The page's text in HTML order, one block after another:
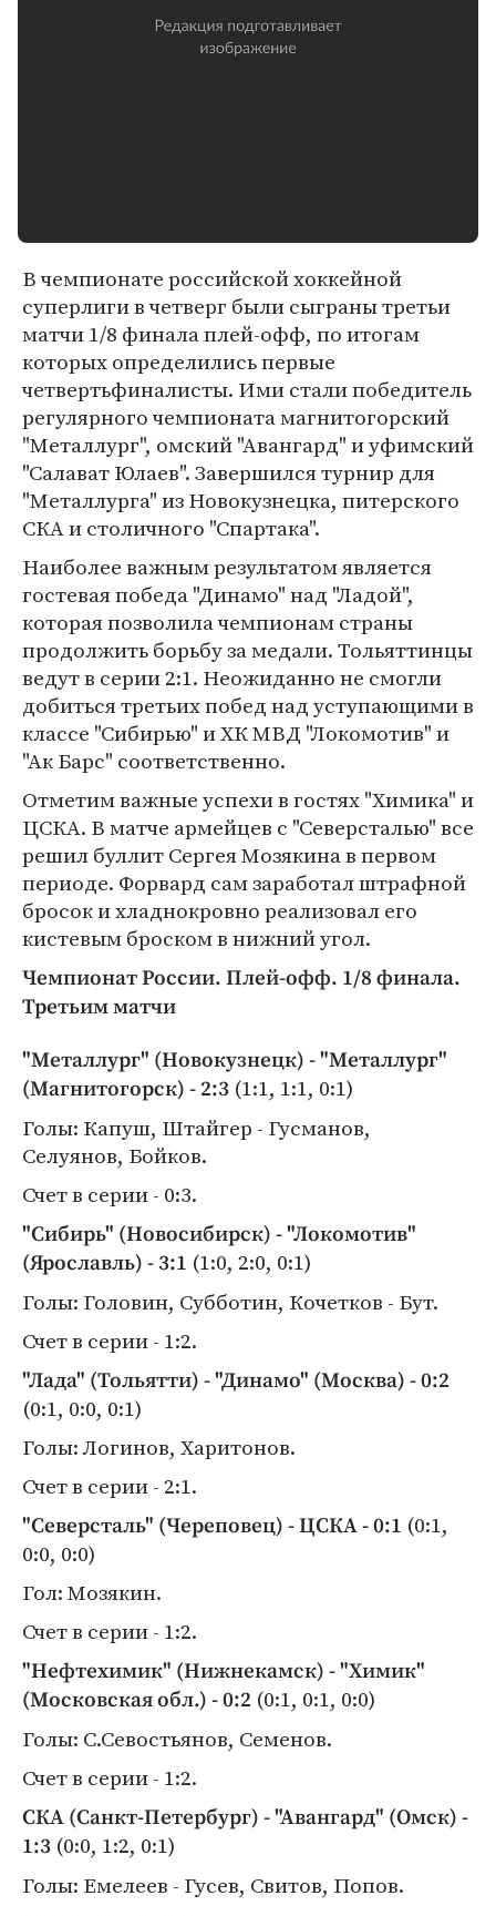
В чемпионате российской хоккейной
суперлиги в четверг были сыграны третьи
матчи 1/8 финала плей-офф, по итогам
которых определились первые
четвертьфиналисты. Ими стали победитель
регулярного чемпионата магнитогорский
"Металлург", омский "Авангард" и уфимский
"Салават Юлаев". Завершился турнир для
"Металлурга" из Новокузнецка, питерского
СКА и столичного "Спартака".
Наиболее важным результатом является
гостевая победа "Динамо" над "Ладой",
которая позволила чемпионам страны
продолжить борьбу за медали. Тольяттинцы
ведут в серии 2:1. Неожиданно не смогли
добиться третьих побед над уступающими в
классе "Сибирью" и ХК МВД "Локомотив" и
"Ак Барс" соответственно.
Отметим важные успехи в гостях "Химика" и
ЦСКА. В матче армейцев с "Северсталью" все
решил буллит Сергея Мозякина в первом
периоде. Форвард сам заработал штрафной
бросок и хладнокровно реализовал его
кистевым броском в нижний угол.
Чемпионат России. Плей-офф. 1/8 финала.
Третьим матчи
"Металлург" (Новокузнецк) - "Металлург"
(Магнитогорск) - 2:3 (1:1, 1:1, 0:1)
Голы: Капуш, Штайгер - Гусманов,
Селуянов, Бойков.
Счет в серии - 0:3.
"Сибирь" (Новосибирск) - "Локомотив"
(Ярославль) - 3:1 (1:0, 2:0, 0:1)
Голы: Головин, Субботин, Кочетков - Бут.
Счет в серии - 1:2.
"Лада" (Тольятти) - "Динамо" (Москва) - 0:2
(0:1, 0:0, 0:1)
Голы: Логинов, Харитонов.
Счет в серии - 2:1.
"Северсталь" (Череповец) - ЦСКА - 0:1 (0:1,
0:0, 0:0)
Гол: Мозякин.
Счет в серии - 1:2.
"Нефтехимик" (Нижнекамск) - "Химик"
(Московская обл.) - 0:2 (0:1, 0:1, 0:0)
Голы: С.Севостьянов, Семенов.
Счет в серии - 1:2.
СКА (Санкт-Петербург) - "Авангард" (Омск) -
1:3 (0:0, 1:2, 0:1)
Голы: Емелеев - Гусев, Свитов, Попов.